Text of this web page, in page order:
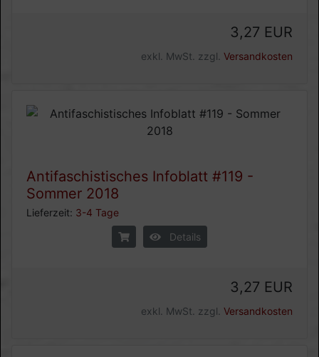
3,27 EUR
exkl. MwSt. zzgl. Versandkosten
Antifaschistisches Infoblatt #119 -
Sommer 2018
Lieferzeit: 3-4 Tage
Details
3,27 EUR
exkl. MwSt. zzgl. Versandkosten